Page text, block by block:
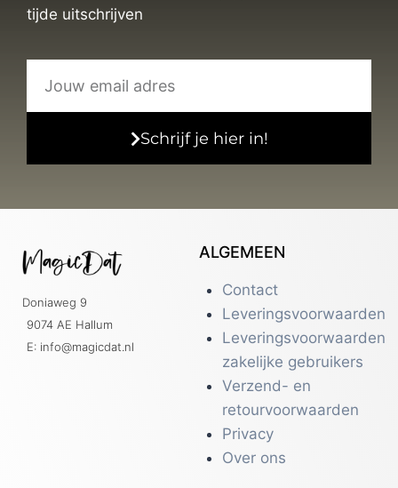
tijde uitschrijven
Schrijf je hier in!
Doniaweg 9
9074 AE Hallum
E: info@magicdat.nl
ALGEMEEN
Contact
Leveringsvoorwaarden
Leveringsvoorwaarden
zakelijke gebruikers
Verzend- en
retourvoorwaarden
Privacy
Over ons